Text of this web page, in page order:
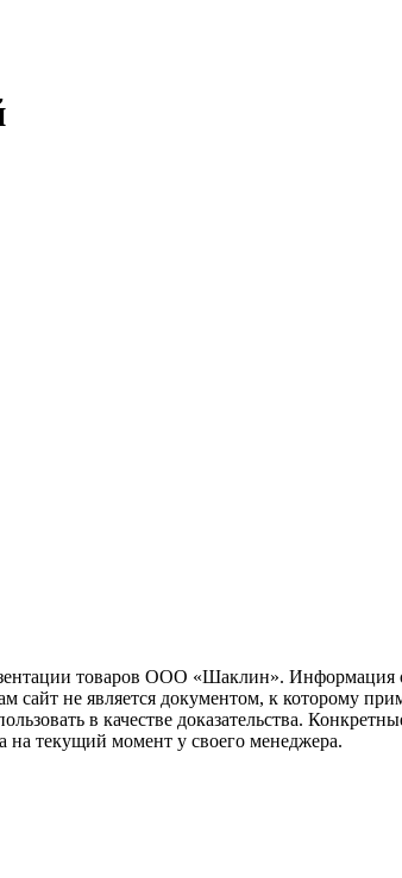
товаров ООО «Шаклин». Информация
сайт не является документом, к которому
в качестве доказательства.
на текущий момент у своего менеджера.